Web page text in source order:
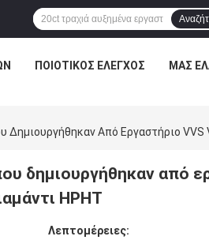
ΠΟΙΟΤΙΚΌΣ ΈΛΕΓΧΟΣ ΜΑΣ
Δημιουργήθηκαν Από Εργαστήριο
δημιουργήθηκαν από
HPHT
Λεπτομέρειες: